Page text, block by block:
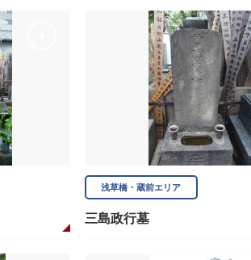
浅草橋・蔵前エリア
三島政行墓